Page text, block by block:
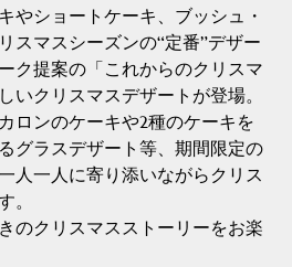
やショートケーキ、ブッシュ・
スマスシーズンの“定番”デザー
ク提案の「これからのクリスマ
いクリスマスデザートが登場。
ロンのケーキや2種のケーキを
グラスデザート等、期間限定の
人一人に寄り添いながらクリス
。
のクリスマスストーリーをお楽